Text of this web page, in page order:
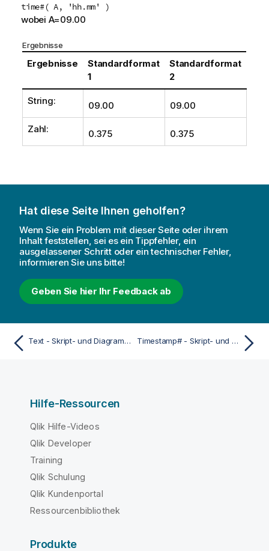
time#( A, 'hh.mm' )
wobei A=09.00
Ergebnisse
Ergebnisse
Standardformat
1
Standardformat
2
String: 09.00 09.00
Zahl: 0.375 0.375
Hat diese Seite Ihnen geholfen?
Wenn Sie ein Problem mit dieser Seite oder ihrem
Inhalt feststellen, sei es ein Tippfehler, ein
ausgelassener Schritt oder ein technischer Fehler,
informieren Sie uns bitte!
Geben Sie hier Ihr Feedback ab
Text - Skript- und Diagrammfunktion Timestamp# - Skript- und Diagrammfunktion
Hilfe-Ressourcen
Qlik Hilfe-Videos
Qlik Developer
Training
Qlik Schulung
Qlik Kundenportal
Ressourcenbibliothek
Produkte